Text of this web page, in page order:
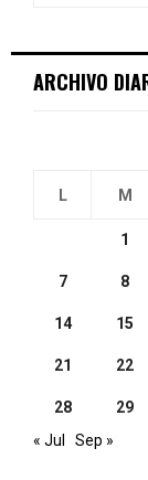
ARCHIVO
L M
1
7 8
14 15
21 22
28 29
« Jul
Sep »